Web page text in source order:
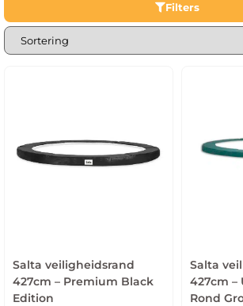
Let op: er zijn verschillende soorten
trampolines op poten
Filters
Salta veiligheidsrand
427cm – Premium Black
Edition
Salta
427cm –
Rond